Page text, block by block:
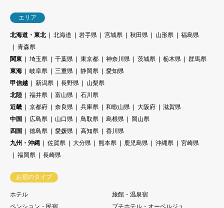
エリア
北海道・東北 北海道 岩手県 宮城県 秋田県 山形県
福島県
青森県
関東
埼玉県 千葉県 東京都 神奈川県 茨城県 栃木県
群馬県
東海
岐阜県 三重県 静岡県
愛知県
甲信越
新潟県 長野県
山梨県
北陸
福井県 富山県
石川県
近畿
京都府 奈良県 兵庫県 和歌山県 大阪府
滋賀県
中国
広島県 山口県 鳥取県 島根県
岡山県
四国
徳島県 愛媛県 高知県
香川県
九州・沖縄
佐賀県 大分県 熊本県 鹿児島県 沖縄県
宮崎県
福岡県
長崎県
お宿のタイプ
ホテル
旅館・温泉宿